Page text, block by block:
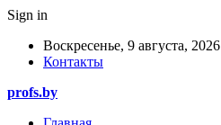
Sign in
Воскресенье, 9 августа, 2026
Контакты
profs.by